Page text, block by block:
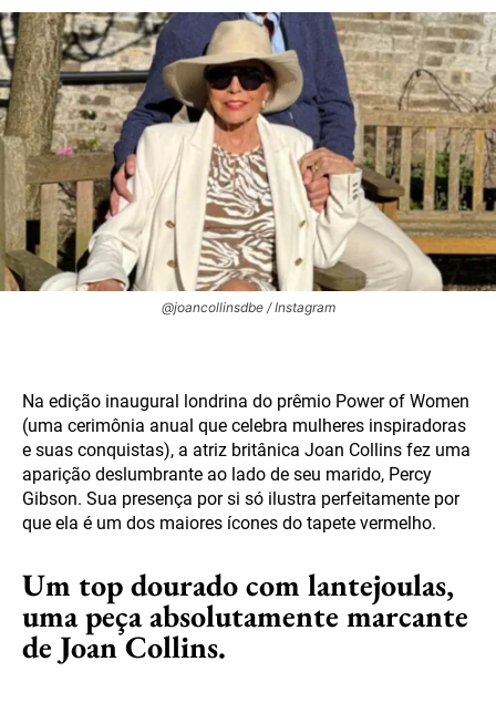
@joancollinsdbe / Instagram
Na edição inaugural londrina do prêmio Power of Women
(uma cerimônia anual que celebra mulheres inspiradoras
e suas conquistas), a atriz britânica Joan Collins fez uma
aparição deslumbrante ao lado de seu marido, Percy
Gibson. Sua presença por si só ilustra perfeitamente por
que ela é um dos maiores ícones do tapete vermelho.
Um top dourado com lantejoulas,
uma peça absolutamente marcante
de Joan Collins.